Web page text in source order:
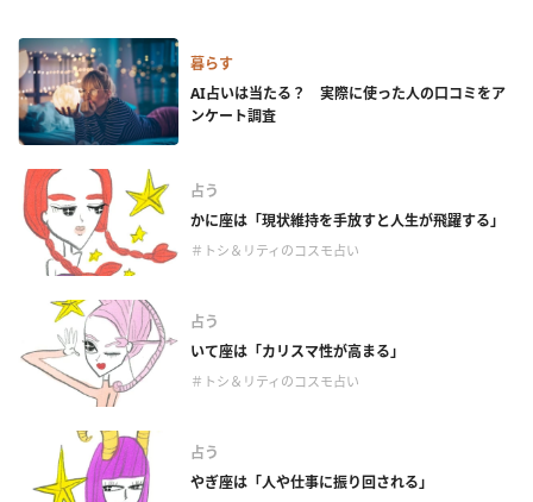
暮らす
AI占いは当たる？ 実際に使った人の口コミをア
ンケート調査
占う
かに座は「現状維持を手放すと人生が飛躍する」
＃トシ＆リティのコスモ占い
占う
いて座は「カリスマ性が高まる」
＃トシ＆リティのコスモ占い
占う
やぎ座は「人や仕事に振り回される」